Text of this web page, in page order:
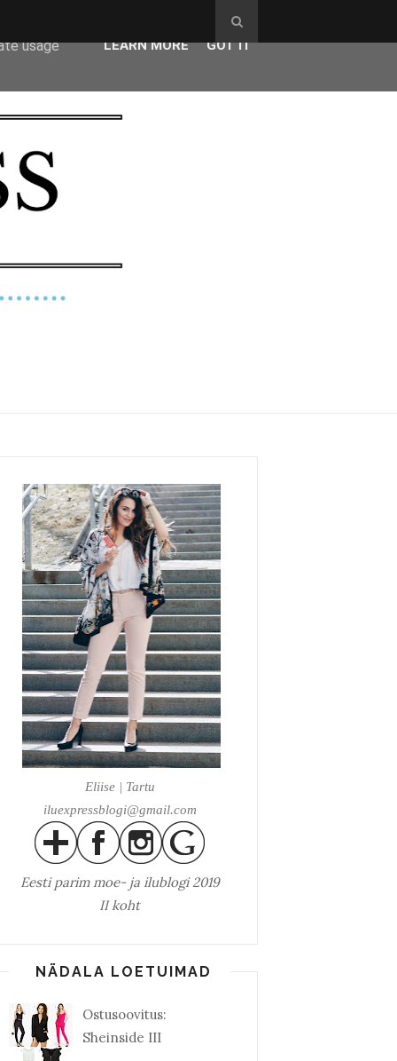
Eliise | Tartu
iluexpressblogi@gmail.com
Eesti parim moe- ja ilublogi 2019
II koht
NÄDALA LOETUIMAD
Ostusoovitus:
Sheinside III
usage
LEARN MORE GOT IT